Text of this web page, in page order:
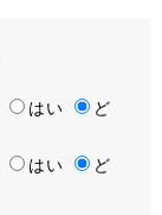
はい
ど
はい
ど